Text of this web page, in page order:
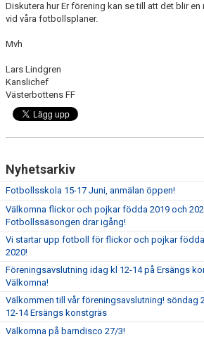
Diskutera hur Er förening kan se till att det blir
vid våra fotbollsplaner.
Mvh
Lars Lindgren
Kanslichef
Västerbottens FF
Nyhetsarkiv
Fotbollsskola 15-17 Juni, anmälan öppen!
Välkomna flickor och pojkar födda 2019 och
Fotbollssäsongen drar igång!
Vi startar upp fotboll för flickor och pojkar
2020!
Föreningsavslutning idag kl 12-14 på Ersängs
Välkomna!
Välkommen till vår föreningsavslutning! söndag
12-14 Ersängs konstgräs
Välkomna på barndisco 27/3!